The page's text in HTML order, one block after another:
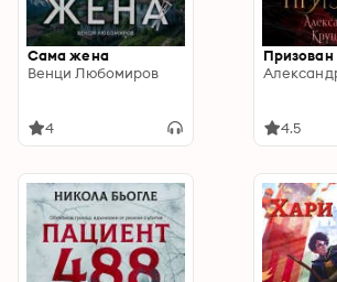
Сама жена
Венци Любомиров
4
Призован
4.5